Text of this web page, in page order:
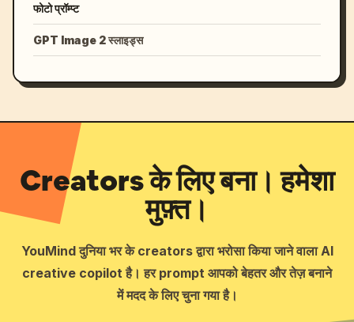
फोटो प्रॉम्प्ट
GPT Image 2 स्लाइड्स
Creators के लिए बना। हमेशा
मुफ़्त।
YouMind दुनिया भर के creators द्वारा भरोसा किया जाने वाला AI
creative copilot है। हर prompt आपको बेहतर और तेज़ बनाने
में मदद के लिए चुना गया है।